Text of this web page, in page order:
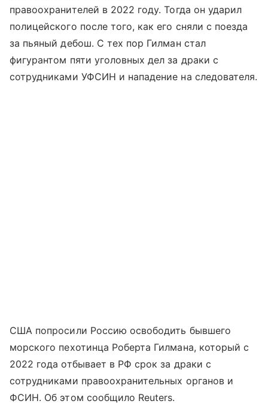
правоохранителей в 2022 году. Тогда он ударил
полицейского после того, как его сняли с поезда
за пьяный дебош. С тех пор Гилман стал
фигурантом пяти уголовных дел за драки с
сотрудниками УФСИН и нападение на следователя.
США попросили Россию освободить бывшего
морского пехотинца Роберта Гилмана, который с
2022 года отбывает в РФ срок за драки с
сотрудниками правоохранительных органов и
ФСИН. Об этом сообщило Reuters.